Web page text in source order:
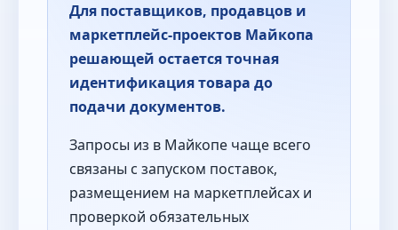
Для поставщиков, продавцов и
маркетплейс-проектов Майкопа
решающей остается точная
идентификация товара до
подачи документов.
Запросы из в Майкопе чаще всего
связаны с запуском поставок,
размещением на маркетплейсах и
проверкой обязательных